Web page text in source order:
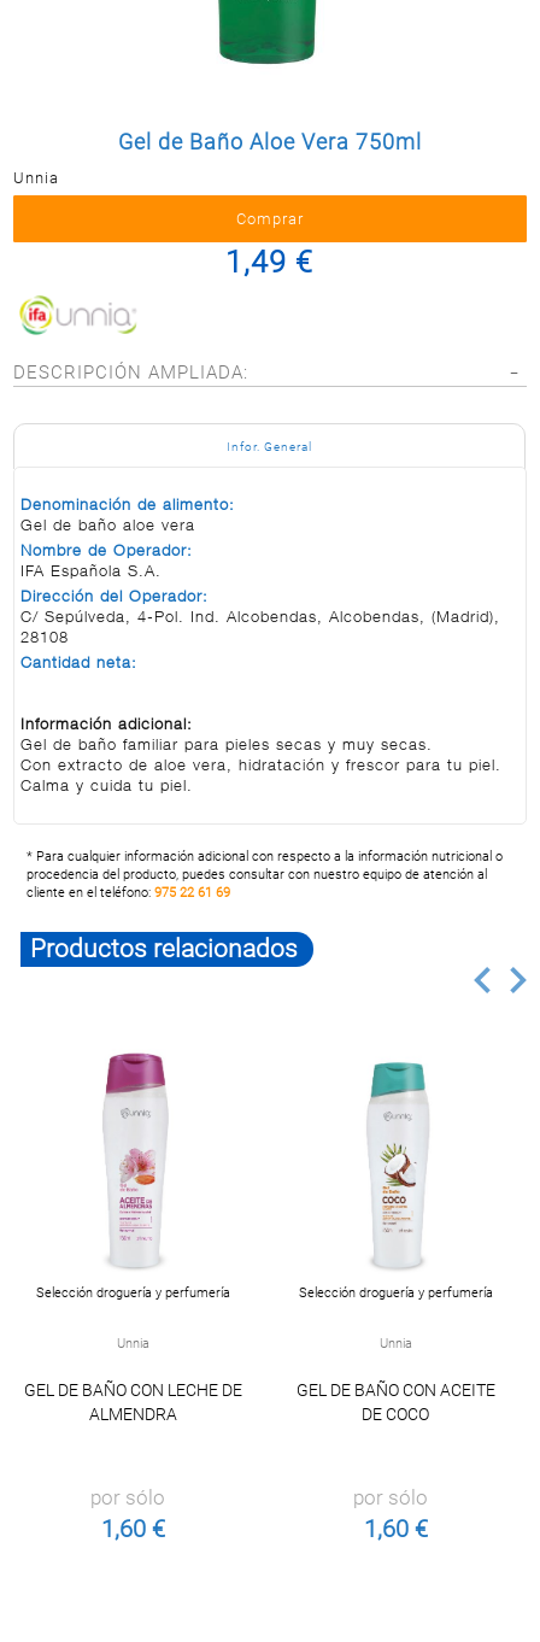
Postal
Gel de Baño Aloe Vera 750ml
Unnia
1,49 €
DESCRIPCIÓN AMPLIADA:
Infor. General
Denominación de alimento:
Gel de baño aloe vera
Nombre de Operador:
IFA Española S.A.
Dirección del Operador:
C/ Sepúlveda, 4-Pol. Ind. Alcobendas, Alcobendas, (Madrid),
28108
Cantidad neta:
Información adicional:
Gel de baño familiar para pieles secas y muy secas.
Con extracto de aloe vera, hidratación y frescor para tu piel.
Calma y cuida tu piel.
* Para cualquier información adicional con respecto a la información nutricional o
procedencia del producto, puedes consultar con nuestro equipo de atención al
cliente en el teléfono:975 22 61 69
Productos relacionados
Selección droguería y perfumería
Unnia
GEL DE BAÑO CON LECHE DE
ALMENDRA
por sólo
1,60 €
Selección droguería y perfumería
Unnia
GEL DE BAÑO CON ACEITE
DE COCO
por sólo
1,60 €